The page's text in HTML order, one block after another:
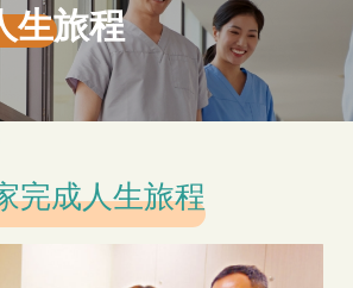
生旅程
完成人生旅程